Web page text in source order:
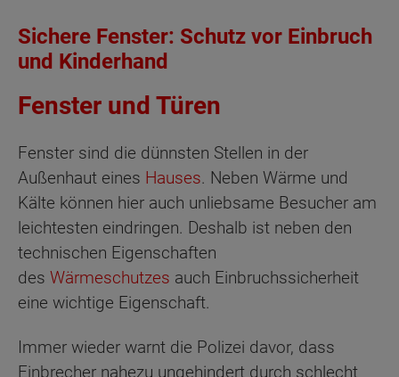
Sichere Fenster: Schutz vor Einbruch
und Kinderhand
Fenster und Türen
Fenster sind die dünnsten Stellen in der
Außenhaut eines Hauses. Neben Wärme und
Kälte können hier auch unliebsame Besucher am
leichtesten eindringen. Deshalb ist neben den
technischen Eigenschaften
des Wärmeschutzes auch Einbruchssicherheit
eine wichtige Eigenschaft.
Immer wieder warnt die Polizei davor, dass
Einbrecher nahezu ungehindert durch schlecht